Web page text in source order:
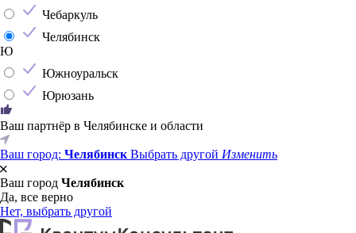
Чебаркуль
Челябинск
Ю
Южноуральск
Юрюзань
Ваш партнёр в Челябинске и области
Ваш город: Челябинск Выбрать другой Изменить
Ваш город Челябинск
Да, все верно
Нет, выбрать другой